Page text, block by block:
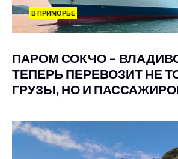
В ПРИМОРЬЕ
ПАРОМ СОКЧО –
ТЕПЕРЬ ПЕРЕВОЗИТ НЕ
ГРУЗЫ, НО И